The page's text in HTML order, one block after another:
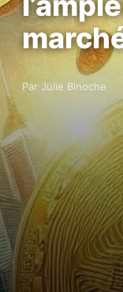
Par Julie Binoche